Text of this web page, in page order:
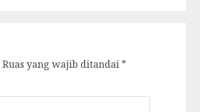
Ruas yang wajib ditandai *